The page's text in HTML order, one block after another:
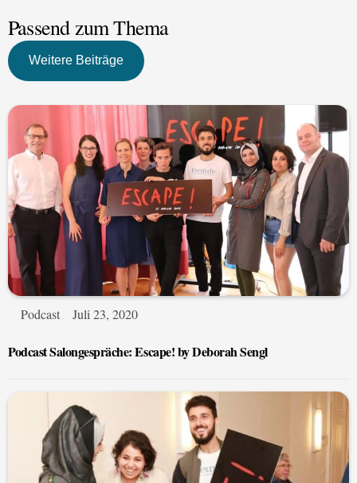
Passend zum Thema
Weitere Beiträge
Podcast Juli 23, 2020
Podcast Salongespräche: Escape! by Deborah Sengl